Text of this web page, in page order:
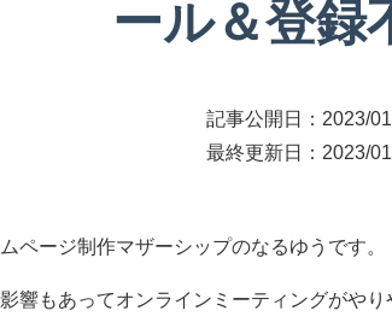
ール＆登録
記事公開日： 2023/
最終更新日： 2023/
ページ制作マザーシップのなるゆうです。
響もあってオンラインミーティングがやり